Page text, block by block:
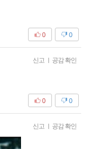
0
0
신고 공감 확인
0
0
신고 공감 확인